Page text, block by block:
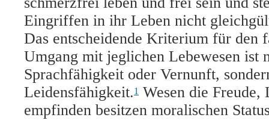
Eingriffen in ihr Leben nicht
Das entscheidende Kriterium für den
Umgang mit jeglichen Lebewesen ist
Sprachfähigkeit oder Vernunft,
Leidensfähigkeit.1 Wesen die Freude,
empfinden besitzen moralischen